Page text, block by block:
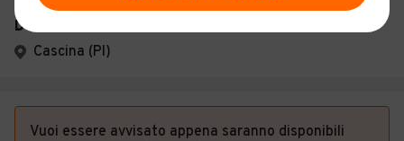
DOVOCAR DI DEL POPOLO DOVO GIUSEPPE
Cascina (PI)
Vuoi essere avvisato appena saranno disponibili